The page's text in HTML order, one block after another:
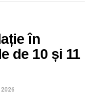
în
de 10 și 11